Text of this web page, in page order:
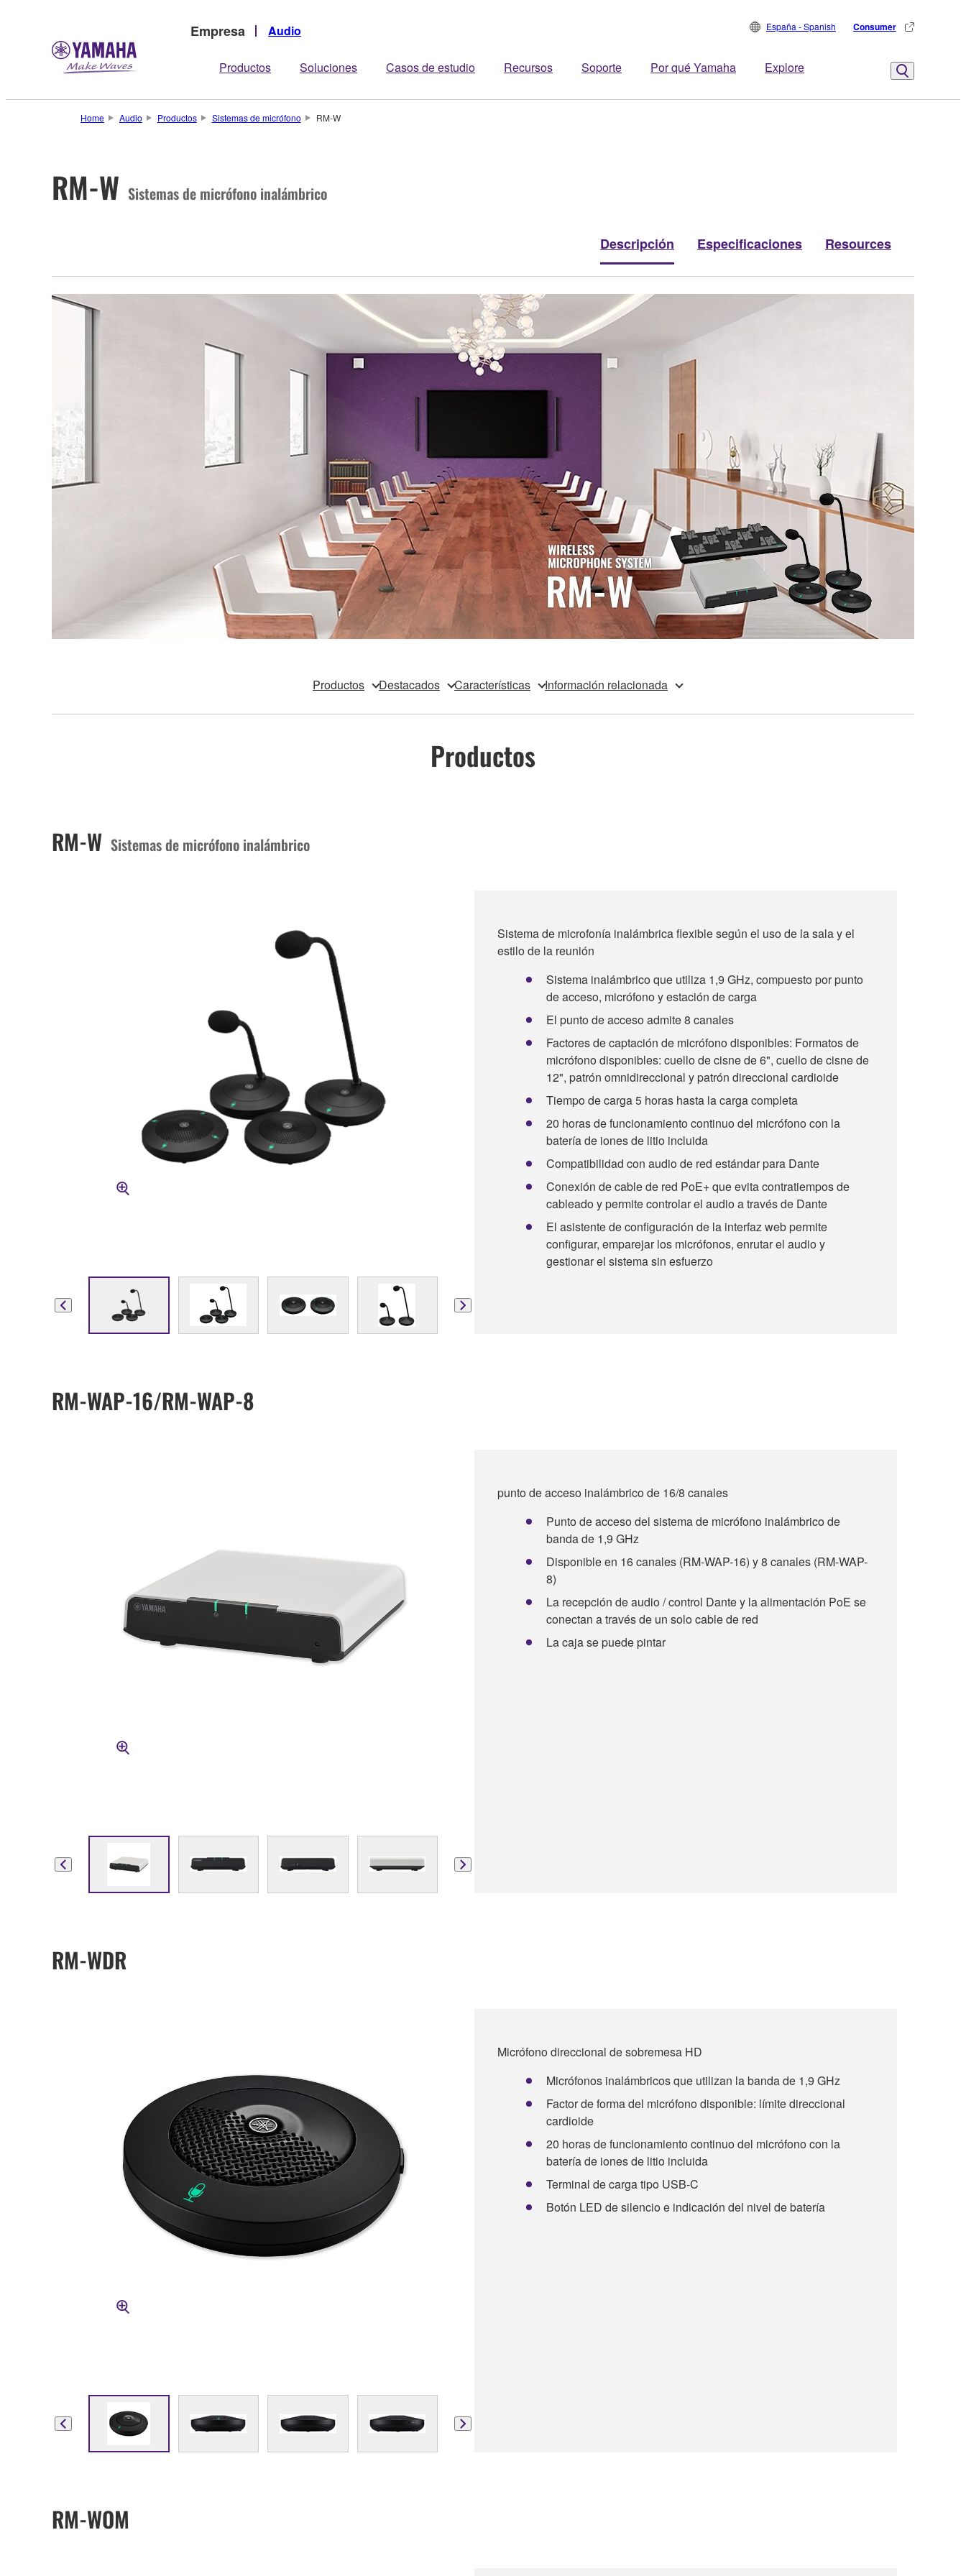
Empresa Audio
Productos Soluciones Casos de estudio Recursos Soporte Por qué Yamaha Explore
España - Spanish Consumer
Home Audio Productos Sistemas de micrófono RM-W
RM-W Sistemas de micrófono inalámbrico
Descripción Especificaciones Resources
Productos Destacados Características Información relacionada
Productos
RM-W Sistemas de micrófono inalámbrico
Sistema de microfonía inalámbrica flexible según el uso de la sala y el
estilo de la reunión
Sistema inalámbrico que utiliza 1,9 GHz, compuesto por punto
de acceso, micrófono y estación de carga
El punto de acceso admite 8 canales
Factores de captación de micrófono disponibles: Formatos de
micrófono disponibles: cuello de cisne de 6", cuello de cisne de
12", patrón omnidireccional y patrón direccional cardioide
Tiempo de carga 5 horas hasta la carga completa
20 horas de funcionamiento continuo del micrófono con la
batería de iones de litio incluida
Compatibilidad con audio de red estándar para Dante
Conexión de cable de red PoE+ que evita contratiempos de
cableado y permite controlar el audio a través de Dante
El asistente de configuración de la interfaz web permite
configurar, emparejar los micrófonos, enrutar el audio y
gestionar el sistema sin esfuerzo
RM-WAP-16/RM-WAP-8
punto de acceso inalámbrico de 16/8 canales
Punto de acceso del sistema de micrófono inalámbrico de
banda de 1,9 GHz
Disponible en 16 canales (RM-WAP-16) y 8 canales (RM-WAP-
8)
La recepción de audio / control Dante y la alimentación PoE se
conectan a través de un solo cable de red
La caja se puede pintar
RM-WDR
Micrófono direccional de sobremesa HD
Micrófonos inalámbricos que utilizan la banda de 1,9 GHz
Factor de forma del micrófono disponible: límite direccional
cardioide
20 horas de funcionamiento continuo del micrófono con la
batería de iones de litio incluida
Terminal de carga tipo USB-C
Botón LED de silencio e indicación del nivel de batería
RM-WOM